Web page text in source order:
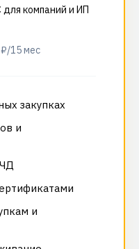
компаний и ИП
₽/15 мес
закупках
и
и